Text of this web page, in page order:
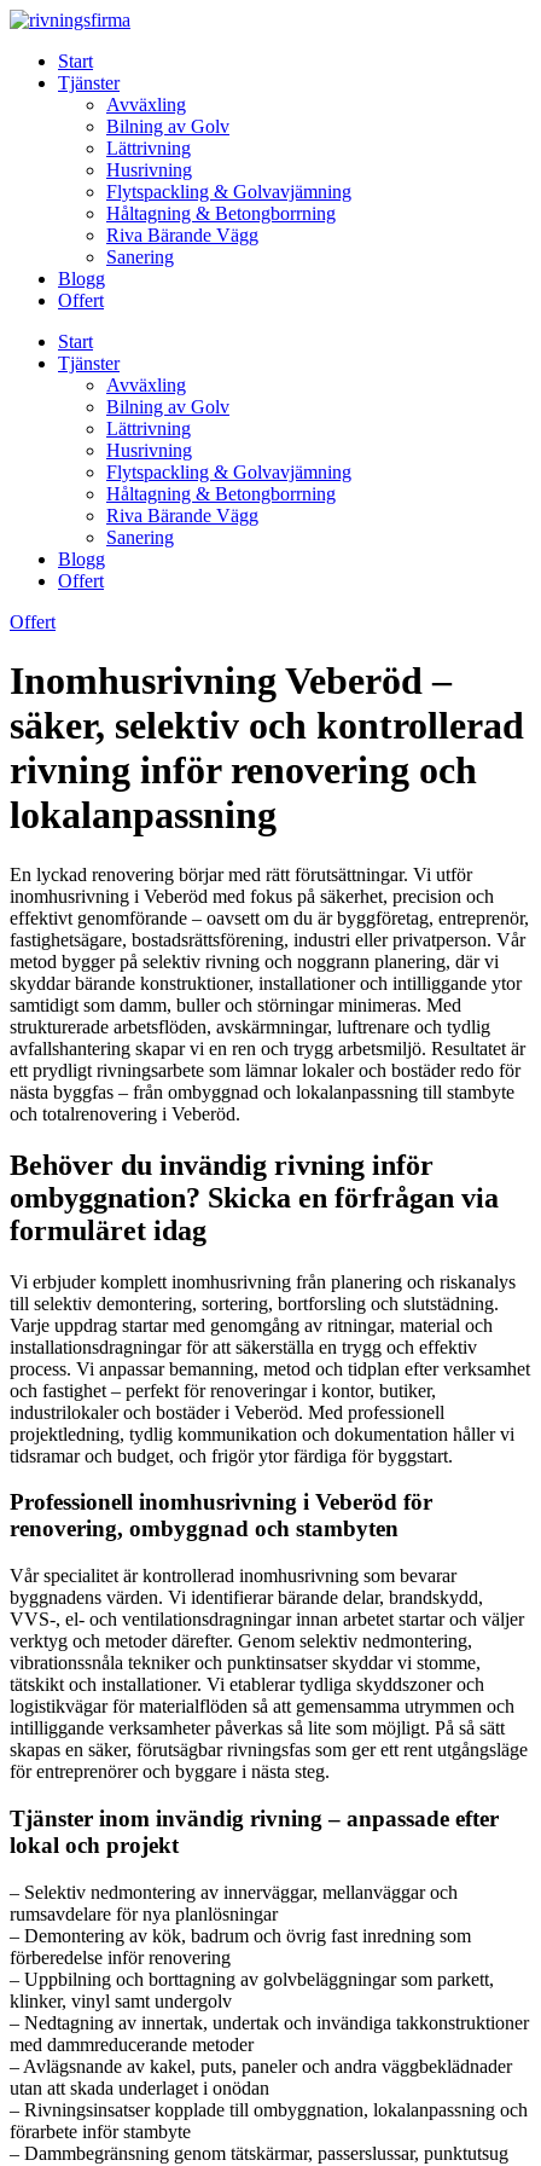
Skip
contentStart
Tjänster
Avväxling
Bilning av Golv
Lättrivning
Husrivning
Flytspackling & Golvavjämning
Håltagning & Betongborrning
Riva Bärande Vägg
Sanering
Blogg
Offert
Start
Tjänster
Avväxling
Bilning av Golv
Lättrivning
Husrivning
Flytspackling & Golvavjämning
Håltagning & Betongborrning
Riva Bärande Vägg
Sanering
Blogg
Offert
Offert
Inomhusrivning Veberöd –
säker, selektiv och kontrollerad
rivning inför renovering och
lokalanpassning
En lyckad renovering börjar med rätt förutsättningar. Vi utför
inomhusrivning i Veberöd med fokus på säkerhet, precision och
effektivt genomförande – oavsett om du är byggföretag, entreprenör,
fastighetsägare, bostadsrättsförening, industri eller privatperson. Vår
metod bygger på selektiv rivning och noggrann planering, där vi
skyddar bärande konstruktioner, installationer och intilliggande ytor
samtidigt som damm, buller och störningar minimeras. Med
strukturerade arbetsflöden, avskärmningar, luftrenare och tydlig
avfallshantering skapar vi en ren och trygg arbetsmiljö. Resultatet är
ett prydligt rivningsarbete som lämnar lokaler och bostäder redo för
nästa byggfas – från ombyggnad och lokalanpassning till stambyte
och totalrenovering i Veberöd.
Behöver du invändig rivning inför
ombyggnation? Skicka en förfrågan via
formuläret idag
Vi erbjuder komplett inomhusrivning från planering och riskanalys
till selektiv demontering, sortering, bortforsling och slutstädning.
Varje uppdrag startar med genomgång av ritningar, material och
installationsdragningar för att säkerställa en trygg och effektiv
process. Vi anpassar bemanning, metod och tidplan efter verksamhet
och fastighet – perfekt för renoveringar i kontor, butiker,
industrilokaler och bostäder i Veberöd. Med professionell
projektledning, tydlig kommunikation och dokumentation håller vi
tidsramar och budget, och frigör ytor färdiga för byggstart.
Professionell inomhusrivning i Veberöd för
renovering, ombyggnad och stambyten
Vår specialitet är kontrollerad inomhusrivning som bevarar
byggnadens värden. Vi identifierar bärande delar, brandskydd,
VVS-, el- och ventilationsdragningar innan arbetet startar och väljer
verktyg och metoder därefter. Genom selektiv nedmontering,
vibrationssnåla tekniker och punktinsatser skyddar vi stomme,
tätskikt och installationer. Vi etablerar tydliga skyddszoner och
logistikvägar för materialflöden så att gemensamma utrymmen och
intilliggande verksamheter påverkas så lite som möjligt. På så sätt
skapas en säker, förutsägbar rivningsfas som ger ett rent utgångsläge
för entreprenörer och byggare i nästa steg.
Tjänster inom invändig rivning – anpassade efter
lokal och projekt
– Selektiv nedmontering av innerväggar, mellanväggar och
rumsavdelare för nya planlösningar
– Demontering av kök, badrum och övrig fast inredning som
förberedelse inför renovering
– Uppbilning och borttagning av golvbeläggningar som parkett,
klinker, vinyl samt undergolv
– Nedtagning av innertak, undertak och invändiga takkonstruktioner
med dammreducerande metoder
– Avlägsnande av kakel, puts, paneler och andra väggbeklädnader
utan att skada underlaget i onödan
– Rivningsinsatser kopplade till ombyggnation, lokalanpassning och
förarbete inför stambyte
– Dammbegränsning genom tätskärmar, passerslussar, punktutsug